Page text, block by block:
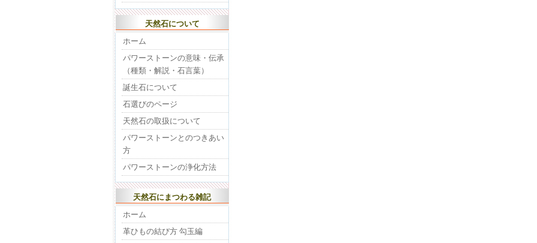
天然石について
ホーム
パワーストーンの意味・伝承
（種類・解説・石言葉）
誕生石について
石選びのページ
天然石の取扱について
パワーストーンとのつきあい
方
パワーストーンの浄化方法
天然石にまつわる雑記
ホーム
革ひもの結び方 勾玉編